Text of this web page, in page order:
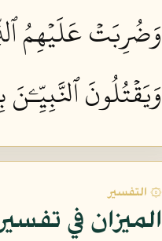
وَضُرِبَتۡ عَلَيۡهِمُ
وَيَقۡتُلُونَ
۞ التفسير
الميزان في